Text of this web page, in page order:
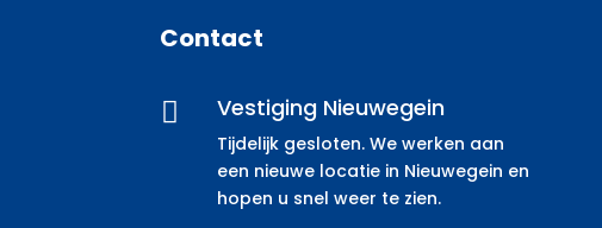
Contact
 Vestiging Nieuwegein
Tijdelijk gesloten. We werken aan
een nieuwe locatie in Nieuwegein en
hopen u snel weer te zien.